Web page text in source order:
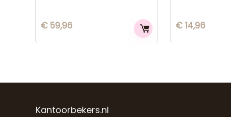
€ 59,96 €14,96
Kantoorbekers.nl